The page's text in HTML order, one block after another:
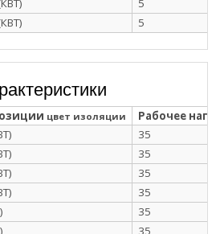
5
5
цвет изоляции Рабочее
35
35
35
35
35
35